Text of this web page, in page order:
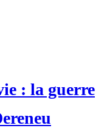
: la guerre